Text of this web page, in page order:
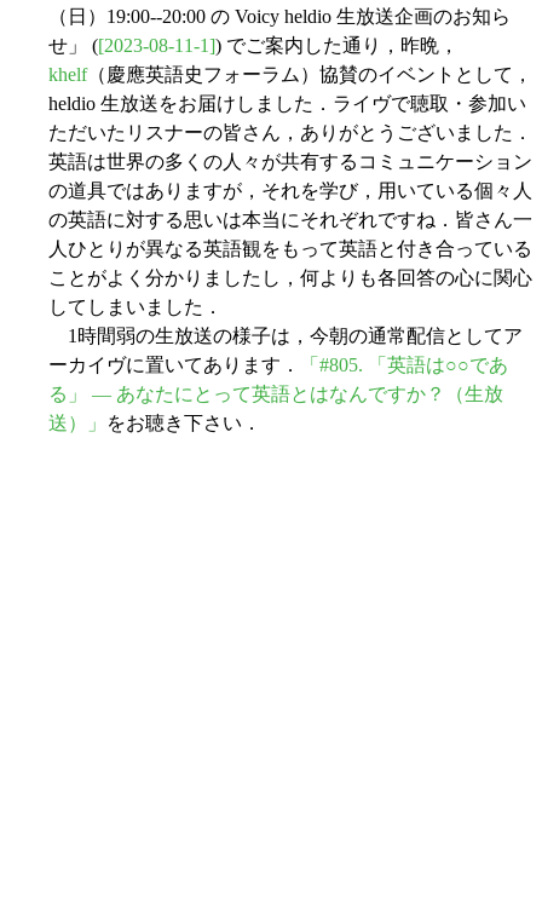
（日）19:00--20:00 の Voicy heldio 生放送企画のお知ら
せ」 ([2023-08-11-1]) でご案内した通り，昨晩，
khelf（慶應英語史フォーラム）協賛のイベントとして，
heldio 生放送をお届けしました．ライヴで聴取・参加い
ただいたリスナーの皆さん，ありがとうございました．
英語は世界の多くの人々が共有するコミュニケーション
の道具ではありますが，それを学び，用いている個々人
の英語に対する思いは本当にそれぞれですね．皆さん一
人ひとりが異なる英語観をもって英語と付き合っている
ことがよく分かりましたし，何よりも各回答の心に関心
してしまいました．
1時間弱の生放送の様子は，今朝の通常配信としてア
ーカイヴに置いてあります．
「#805. 「英語は○○であ
る」 ― あなたにとって英語とはなんですか？（生放
送）」
をお聴き下さい．